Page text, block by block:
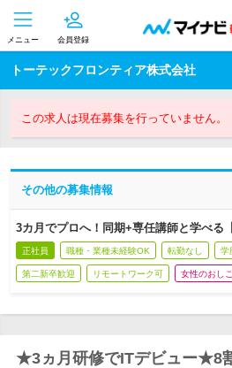
メニュー 会員登録
トーテックフロンティア株式会社
この求人は現在募集を行っていません。
その他の募集情報
3カ月でプロへ！同期+専任講師と学べる
正社員 職種・業種未経験OK 転勤なし 学
第二新卒歓迎 リモートワーク可 女性のおし
★3ヵ月研修でITデビュー★8